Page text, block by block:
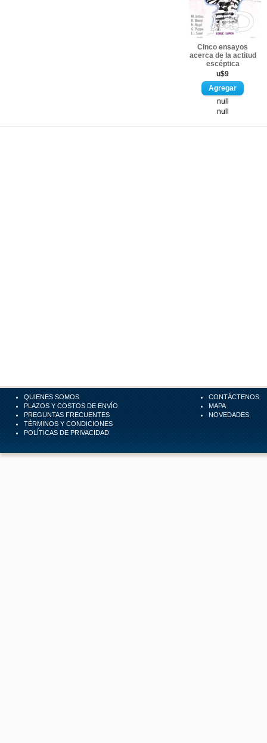
Cinco ensayos
acerca de la actitud
escéptica
u$9
null
null
QUIENES SOMOS
PLAZOS Y COSTOS DE ENVÍO
PREGUNTAS FRECUENTES
TÉRMINOS Y CONDICIONES
POLÍTICAS DE PRIVACIDAD
CONTÁCTENOS
MAPA
NOVEDADES